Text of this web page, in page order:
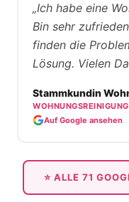
„Ich habe eine
Bin sehr
finden die
Lösung. Vielen
Stammkundin
Auf Google ansehen
⭐ ALLE 71